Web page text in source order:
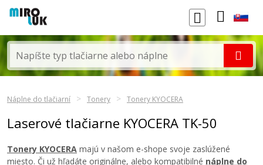
Náplne do tlačiarní Tonery Tonery KYOCERA
Laserové tlačiarne KYOCERA TK-50
Tonery KYOCERA majú v našom e-shope svoje zaslúžené
miesto. Či už hľadáte originálne, alebo kompatibilné náplne do